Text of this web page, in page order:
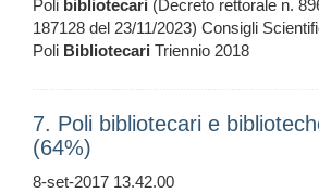
Poli bibliotecari (Decreto rettorale n.
187128 del 23/11/2023) Consigli
Poli Bibliotecari Triennio 2018
7. Poli bibliotecari e
(64%)
8-set-2017 13.42.00